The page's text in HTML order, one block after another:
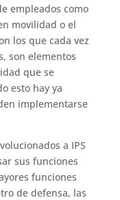
empleados como
movilidad o el
los que cada vez
son elementos
que se
esto hay ya
implementarse
a IPS
sus funciones
funciones
de defensa, las